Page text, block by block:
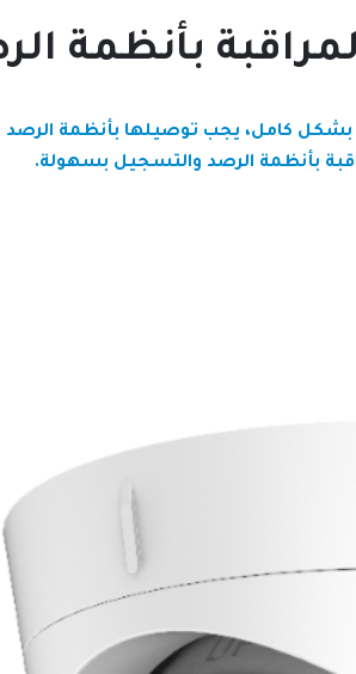
بأنظمة
بشكل كامل، يجب توصيلها بأنظمة
بأنظمة الرصد والتسجيل بسهولة.